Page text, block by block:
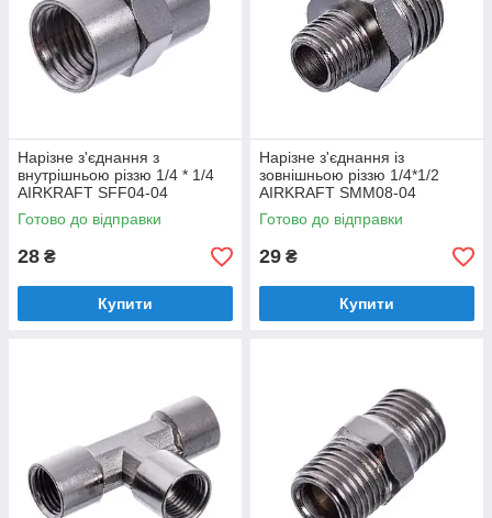
Нарізне з'єднання з
внутрішньою різзю 1/4 * 1/4
AIRKRAFT SFF04-04
(швидкорознімне)
Готово до відправки
28 ₴
Купити
Нарізне з'єднання із
зовнішньою різзю 1/4*1/2
AIRKRAFT SMM08-04
(швидкорознімне)
Готово до відправки
29 ₴
Купити